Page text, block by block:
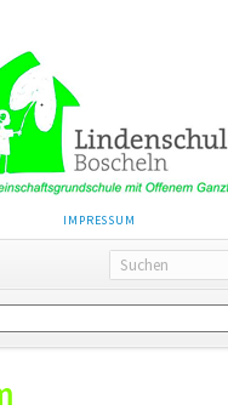
NAVIGATION
ÜBERSPRINGEN
IMPRESSUM